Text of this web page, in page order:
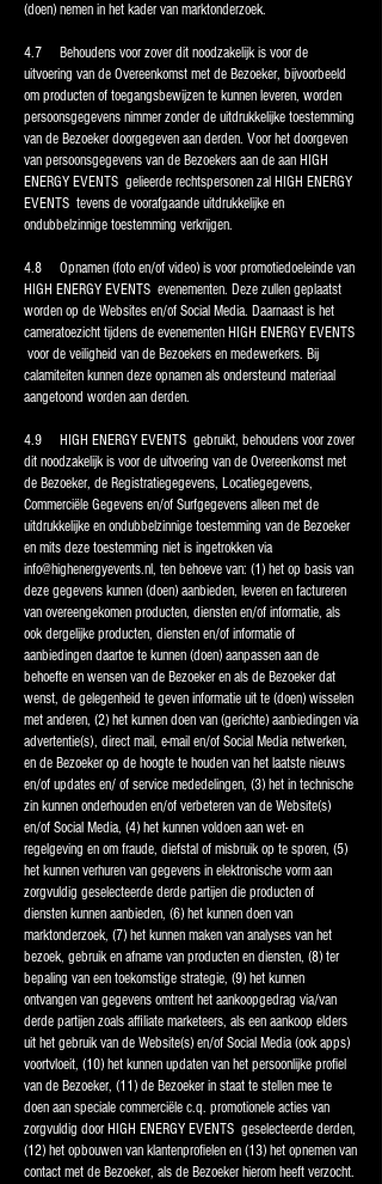
(doen) nemen in het kader van marktonderzoek.
4.7 Behoudens voor zover dit noodzakelijk is voor de
uitvoering van de Overeenkomst met de Bezoeker, bijvoorbeeld
om producten of toegangsbewijzen te kunnen leveren, worden
persoonsgegevens nimmer zonder de uitdrukkelijke toestemming
van de Bezoeker doorgegeven aan derden. Voor het doorgeven
van persoonsgegevens van de Bezoekers aan de aan HIGH
ENERGY EVENTS gelieerde rechtspersonen zal HIGH ENERGY
EVENTS tevens de voorafgaande uitdrukkelijke en
ondubbelzinnige toestemming verkrijgen.
4.8 Opnamen (foto en/of video) is voor promotiedoeleinde van
HIGH ENERGY EVENTS evenementen. Deze zullen geplaatst
worden op de Websites en/of Social Media. Daarnaast is het
cameratoezicht tijdens de evenementen HIGH ENERGY EVENTS
voor de veiligheid van de Bezoekers en medewerkers. Bij
calamiteiten kunnen deze opnamen als ondersteund materiaal
aangetoond worden aan derden.
4.9 HIGH ENERGY EVENTS gebruikt, behoudens voor zover
dit noodzakelijk is voor de uitvoering van de Overeenkomst met
de Bezoeker, de Registratiegegevens, Locatiegegevens,
Commerciële Gegevens en/of Surfgegevens alleen met de
uitdrukkelijke en ondubbelzinnige toestemming van de Bezoeker
en mits deze toestemming niet is ingetrokken via
info@highenergyevents.nl, ten behoeve van: (1) het op basis van
deze gegevens kunnen (doen) aanbieden, leveren en factureren
van overeengekomen producten, diensten en/of informatie, als
ook dergelijke producten, diensten en/of informatie of
aanbiedingen daartoe te kunnen (doen) aanpassen aan de
behoefte en wensen van de Bezoeker en als de Bezoeker dat
wenst, de gelegenheid te geven informatie uit te (doen) wisselen
met anderen, (2) het kunnen doen van (gerichte) aanbiedingen via
advertentie(s), direct mail, e-mail en/of Social Media netwerken,
en de Bezoeker op de hoogte te houden van het laatste nieuws
en/of updates en/ of service mededelingen, (3) het in technische
zin kunnen onderhouden en/of verbeteren van de Website(s)
en/of Social Media, (4) het kunnen voldoen aan wet- en
regelgeving en om fraude, diefstal of misbruik op te sporen, (5)
het kunnen verhuren van gegevens in elektronische vorm aan
zorgvuldig geselecteerde derde partijen die producten of
diensten kunnen aanbieden, (6) het kunnen doen van
marktonderzoek, (7) het kunnen maken van analyses van het
bezoek, gebruik en afname van producten en diensten, (8) ter
bepaling van een toekomstige strategie, (9) het kunnen
ontvangen van gegevens omtrent het aankoopgedrag via/van
derde partijen zoals affiliate marketeers, als een aankoop elders
uit het gebruik van de Website(s) en/of Social Media (ook apps)
voortvloeit, (10) het kunnen updaten van het persoonlijke profiel
van de Bezoeker, (11) de Bezoeker in staat te stellen mee te
doen aan speciale commerciële c.q. promotionele acties van
zorgvuldig door HIGH ENERGY EVENTS geselecteerde derden,
(12) het opbouwen van klantenprofielen en (13) het opnemen van
contact met de Bezoeker, als de Bezoeker hierom heeft verzocht.